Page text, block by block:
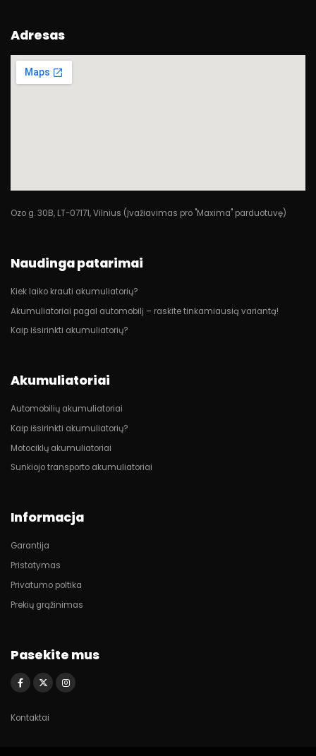
Adresas
Ozo g. 30B, LT-07171, Vilnius (Įvažiavimas pro "Maxima" parduotuvę)
Naudinga patarimai
Kiek laiko krauti akumuliatorių?
Akumuliatoriai pagal automobilį – raskite tinkamiausią variantą!
Kaip išsirinkti akumuliatorių?
Akumuliatoriai
Automobilių akumuliatoriai
Kaip išsirinkti akumuliatorių?
Motociklų akumuliatoriai
Sunkiojo transporto akumuliatoriai
Informacja
Garantija
Pristatymas
Privatumo poltika
Prekių grąžinimas
Pasekite mus
Kontaktai